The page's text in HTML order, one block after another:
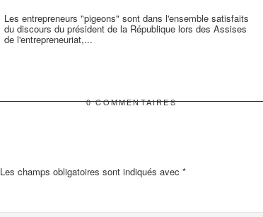
Les entrepreneurs "pigeons" sont dans l'ensemble satisfaits
du discours du président de la République lors des Assises
de l'entrepreneuriat,...
0 COMMENTAIRES
Les champs obligatoires sont indiqués avec *